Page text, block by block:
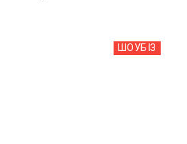
ШОУБIЗ